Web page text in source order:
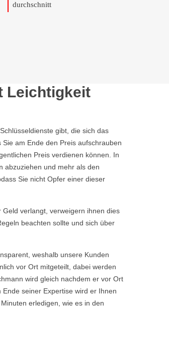
durchschnitt
Leichtigkeit
gibt, die sich das
am Ende den Preis aufschrauben
Preis verdienen können. In
abzuziehen und mehr als den
Sie nicht Opfer einer dieser
verlangt, verweigern ihnen dies
beachten sollte und sich über
weshalb unsere Kunden
vor Ort mitgeteilt, dabei werden
wird gleich nachdem er vor Ort
seiner Expertise wird er Ihnen
erledigen, wie es in den